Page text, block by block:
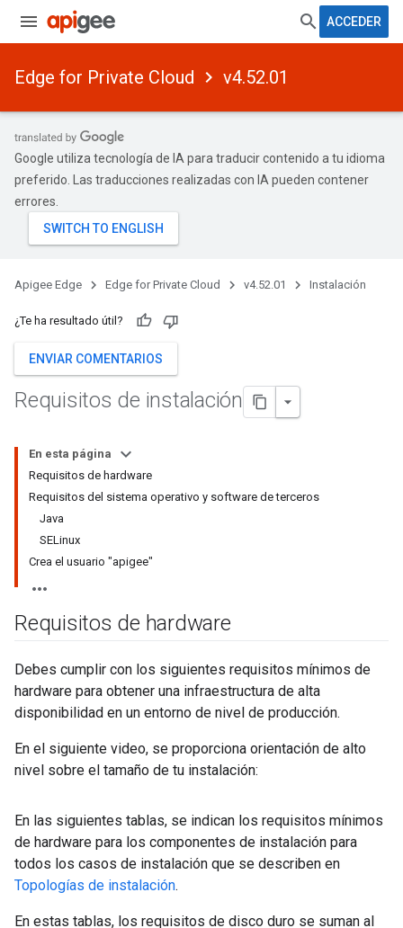
ACCEDER
Edge for Private Cloud v4.52.01
Google utiliza tecnología de IA para traducir contenido a tu idioma
preferido. Las traducciones realizadas con IA pueden contener
errores.
Apigee Edge Edge for Private Cloud v4.52.01 Instalación
¿Te ha resultado útil?
ENVIAR COMENTARIOS
Requisitos de instalación
En esta página
Requisitos de hardware
Requisitos del sistema operativo y software de terceros
Java
SELinux
Crea el usuario "apigee"
Requisitos de hardware
Debes cumplir con los siguientes requisitos mínimos de
hardware para obtener una infraestructura de alta
disponibilidad en un entorno de nivel de producción.
En el siguiente video, se proporciona orientación de alto
nivel sobre el tamaño de tu instalación:
En las siguientes tablas, se indican los requisitos mínimos
de hardware para los componentes de instalación para
todos los casos de instalación que se describen en
Topologías de instalación.
En estas tablas, los requisitos de disco duro se suman al